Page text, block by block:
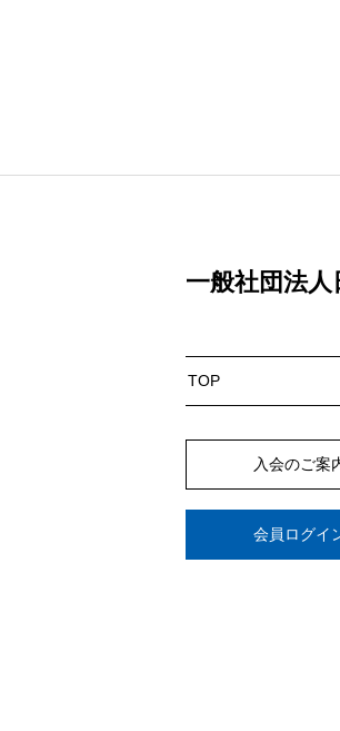
一般社団法
TOP
入会のご案
会員ログイ